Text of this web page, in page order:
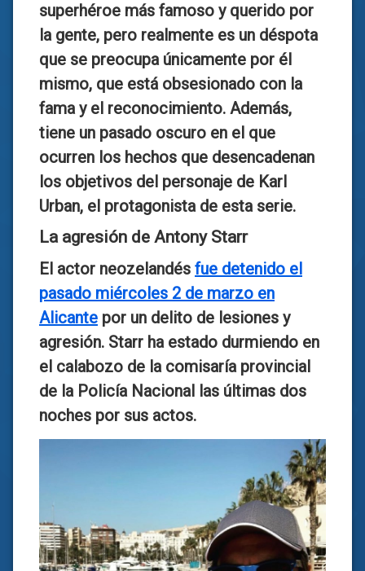
superhéroe más famoso y querido por
la gente, pero realmente es un déspota
que se preocupa únicamente por él
mismo, que está obsesionado con la
fama y el reconocimiento. Además,
tiene un pasado oscuro en el que
ocurren los hechos que desencadenan
los objetivos del personaje de Karl
Urban, el protagonista de esta serie.
La agresión de Antony Starr
El actor neozelandés fue detenido el
pasado miércoles 2 de marzo en
Alicante por un delito de lesiones y
agresión. Starr ha estado durmiendo en
el calabozo de la comisaría provincial
de la Policía Nacional las últimas dos
noches por sus actos.